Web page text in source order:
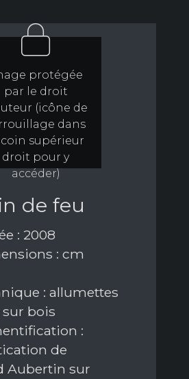
protégée
par le droit
(icône de
dans
coin supérieur
droit pour y
accéder)
de feu
: 2008
: cm
: allumettes
bois
:
de
Aubertin sur